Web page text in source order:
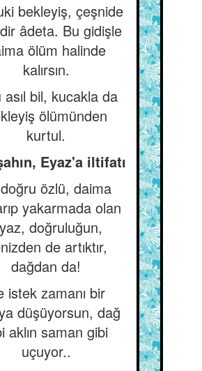
bekleyiş, çeşnide
âdeta. Bu gidişle
ölüm halinde
kalırsın.
bil, kucakla da
ölümünden
kurtul.
Eyaz'a iltifatı
özlü, daima
yakarmada olan
doğruluğun,
de artıktır,
dağdan da!
istek zamanı bir
düşüyorsun, dağ
aklın saman gibi
uçuyor..